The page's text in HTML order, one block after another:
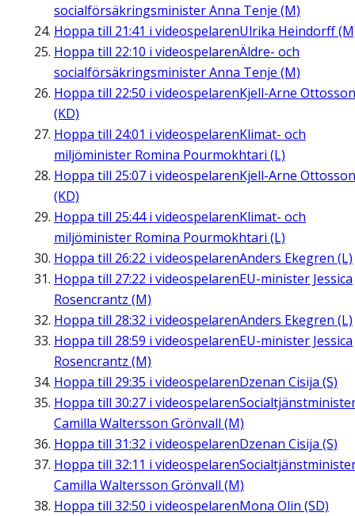
socialförsäkringsminister Anna Tenje (M)
Hoppa till 21:41 i videospelarenUlrika Heindorff
Hoppa till 22:10 i videospelarenÄldre- och
socialförsäkringsminister Anna Tenje (M)
Hoppa till 22:50 i videospelarenKjell-Arne Ottosson
(KD)
Hoppa till 24:01 i videospelarenKlimat- och
miljöminister Romina Pourmokhtari (L)
Hoppa till 25:07 i videospelarenKjell-Arne Ottosson
(KD)
Hoppa till 25:44i videospelarenKlimat- och
miljöminister Romina Pourmokhtari (L)
Hoppa till 26:22 i videospelarenAnders Ekegren (L)
Hoppa till 27:22 i videospelarenEU-minister Jessica
Rosencrantz (M)
Hoppa till 28:32 i videospelarenAnders Ekegren (L)
Hoppa till 28:59 i videospelarenEU-minister Jessica
Rosencrantz (M)
Hoppa till 29:35 i videospelarenDzenan Cisija (S)
Hoppa till 30:27 i videospelaren
Camilla Waltersson Grönvall (M)
Hoppa till 31:32 i videospelarenDzenan Cisija (S)
Hoppa till 32:11 i videospelaren
Camilla Waltersson Grönvall (M)
Hoppa till 32:50 i videospelarenMona Olin (SD)